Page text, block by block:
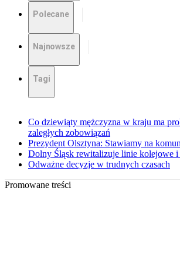
Polecane
Najnowsze
Tagi
Co dziewiąty mężczyzna w kraju ma
zaległych zobowiązań
Prezydent Olsztyna: Stawiamy na
Dolny Śląsk rewitalizuje linie kolejowe
Odważne decyzje w trudnych czasach
Promowane treści